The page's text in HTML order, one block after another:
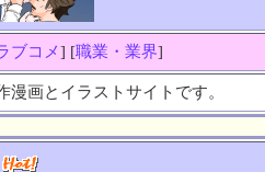
ブコメ] [職業・業界]
漫画とイラストサイトです。